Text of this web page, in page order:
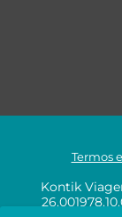
Termos
Kontik